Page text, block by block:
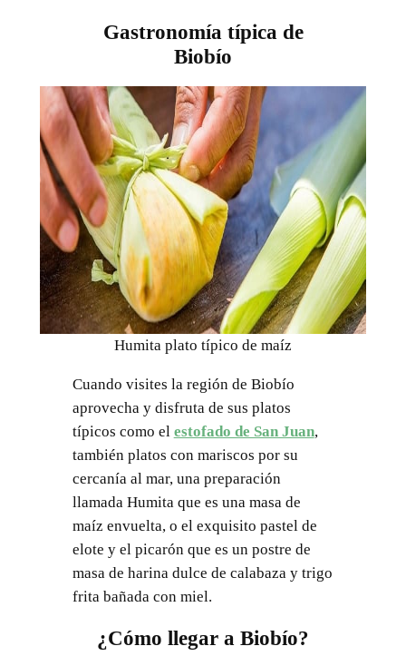
Gastronomía típica de
Biobío
Humita plato típico de maíz
Cuando visites la región de Biobío
aprovecha y disfruta de sus platos
típicos como el estofado de San Juan,
también platos con mariscos por su
cercanía al mar, una preparación
llamada Humita que es una masa de
maíz envuelta, o el exquisito pastel de
elote y el picarón que es un postre de
masa de harina dulce de calabaza y trigo
frita bañada con miel.
¿Cómo llegar a Biobío?